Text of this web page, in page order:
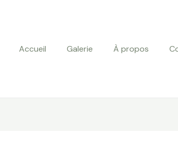
Accueil
Galerie À propos